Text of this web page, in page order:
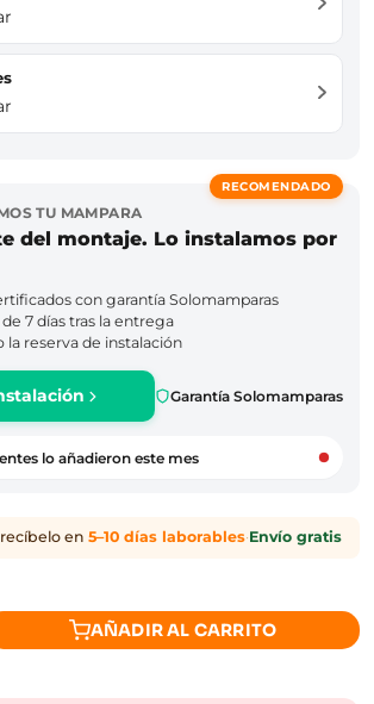
RECOMENDADO
TU MAMPARA
del montaje. Lo instalamos por
con garantía Solomamparas
7 días tras la entrega
la reserva de instalación
Garantía Solomamparas
lo añadieron este mes
en 5–10 días laborables·Envío gratis
AÑADIR AL CARRITO